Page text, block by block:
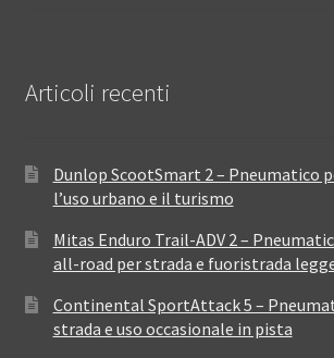
Articoli recenti
Dunlop ScootSmart 2 – Pneumatico
l’uso urbano e il turismo
Mitas Enduro Trail-ADV 2 –
all-road per strada e fuoristrada
Continental SportAttack 5 –
strada e uso occasionale in pista